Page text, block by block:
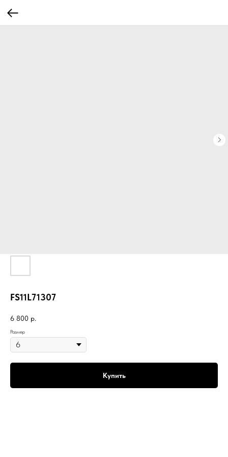
FS11L71307
6 800 р.
Размер
Купить